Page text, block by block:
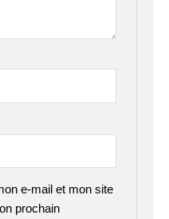
e-mail et mon site
prochain